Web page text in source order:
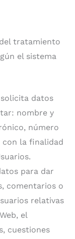
tratamiento
el sistema
datos
nombre y
número
la finalidad
para dar
comentarios o
relativas
el
cuestiones